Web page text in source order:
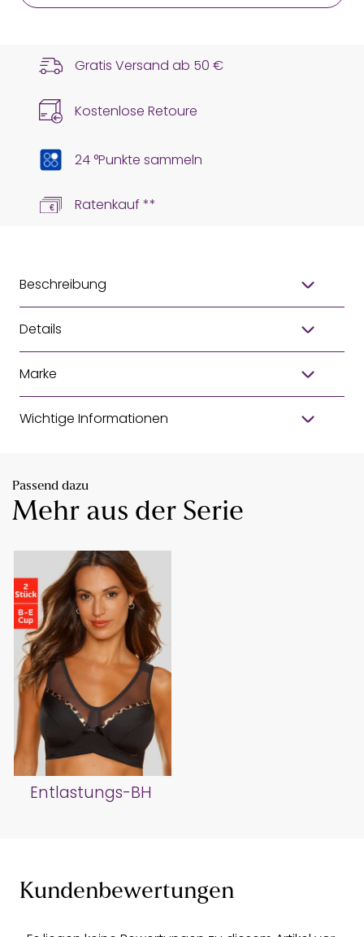
Gratis Versand ab 50 €
Kostenlose Retoure
24 °Punkte sammeln
Ratenkauf **
Beschreibung
Details
Marke
Wichtige Informationen
Passend dazu
Mehr aus der Serie
Entlastungs-BH
Kundenbewertungen